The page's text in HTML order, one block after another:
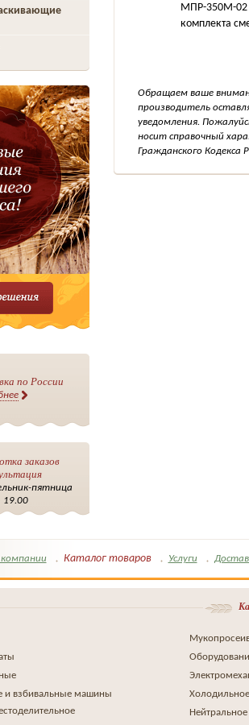
МПР-350М-02
комплекта
Обращаем ваше
производитель
уведомления.
носит справочный
Гражданского Кодекса
по России
заказов
пятница
19.00
Каталог товаров Услуги
и взбивальные машины